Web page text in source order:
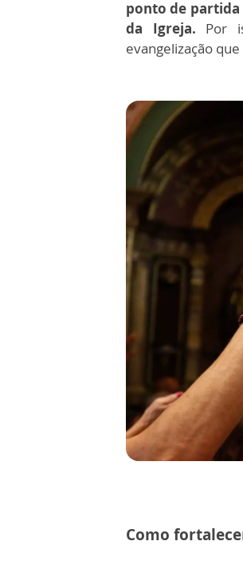
ponto de partida
da Igreja. Por
evangelização
Como